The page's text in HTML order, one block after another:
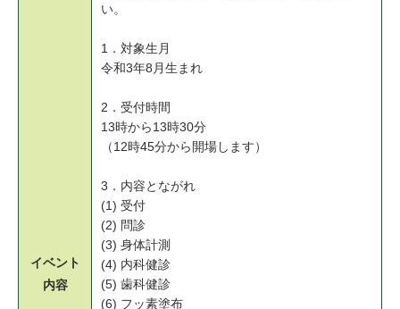
イベント
内容
い。
1．対象生月
令和3年8月生まれ
2．受付時間
13時から13時30分
（12時45分から開場します）
3．内容とながれ
(1) 受付
(2) 問診
(3) 身体計測
(4) 内科健診
(5) 歯科健診
(6) フッ素塗布